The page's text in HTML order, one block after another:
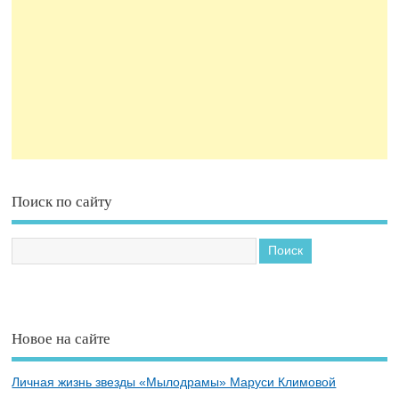
Поиск по сайту
Новое на сайте
Личная жизнь звезды «Мылодрамы» Маруси Климовой